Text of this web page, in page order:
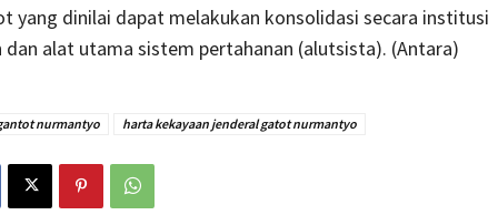
yang dinilai dapat melakukan konsolidasi secara institusi
alat utama sistem pertahanan (alutsista). (Antara)
nurmantyo harta kekayaan jenderal gatot nurmantyo